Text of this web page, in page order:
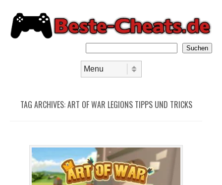
Suchen
TAG ARCHIVES:ART OF WAR LEGIONS TIPPS UND TRICKS